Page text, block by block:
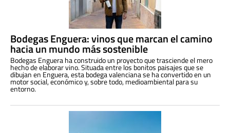
Bodegas Enguera: vinos que marcan el camino
hacia un mundo más sostenible
Bodegas Enguera ha construido un proyecto que trasciende el mero
hecho de elaborar vino. Situada entre los bonitos paisajes que se
dibujan en Enguera, esta bodega valenciana se ha convertido en un
motor social, económico y, sobre todo, medioambiental para su
entorno.